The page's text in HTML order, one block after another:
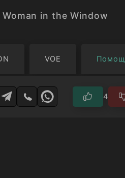
Woman in the Window
VOE Помощ
4